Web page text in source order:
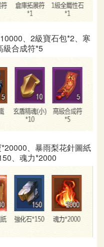
、2級寶石包*2、寒
級合成符*5
、暴雨梨花針圖紙
、魂力*2000